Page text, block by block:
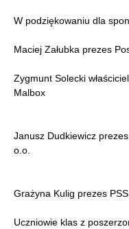
W podziękowaniu dla
Maciej Załubka prezes
Zygmunt Solecki właściciel
Janusz Dudkiewicz
Grażyna Kulig prezes PSS
Uczniowie klas z